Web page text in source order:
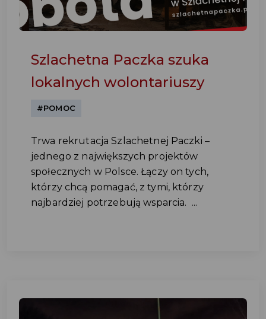
Szlachetna Paczka szuka
lokalnych wolontariuszy
#POMOC
Trwa rekrutacja Szlachetnej Paczki –
jednego z największych projektów
społecznych w Polsce. Łączy on tych,
którzy chcą pomagać, z tymi, którzy
najbardziej potrzebują wsparcia. ...